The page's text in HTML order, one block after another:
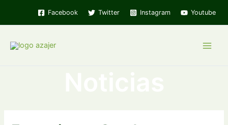
Facebook Twitter Instagram Youtube